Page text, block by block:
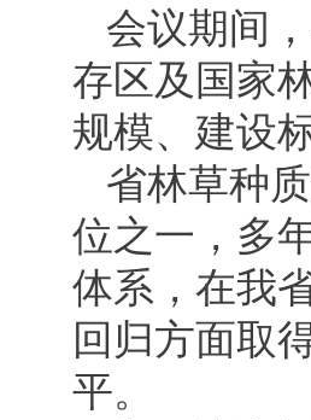
会议期间
存区及国家
规模、建设
省林草种
位之一，多
体系，在我
回归方面取
平。